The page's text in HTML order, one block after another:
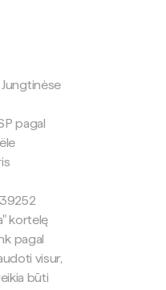
pagal
kortelę
pagal
visur,
būti